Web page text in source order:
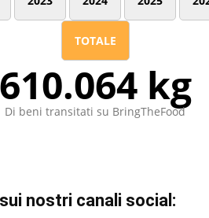
TOTALE
610.064 kg
Di beni transitati su BringTheFood
nostri canali social: